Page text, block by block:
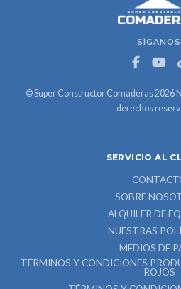
SÍGANOS
© Super Constructor Comaderas 2026
derechos
SERVICIO AL
SOBRE
ALQUILER DE
NUESTRAS
MEDIOS DE
TÉRMINOS Y CONDICIONES
ROJOS